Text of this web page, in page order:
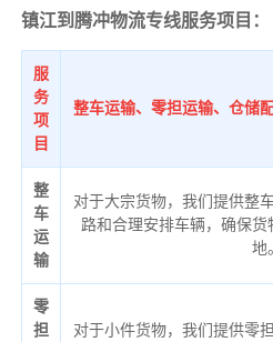
镇江到腾冲物流专线服务项目：
服
务
项
目
整车运输、零担运输、仓储
整
车
运
输
对于大宗货物，我们提供整
路和合理安排车辆，确保
地
零
担
对于小件货物，我们提供零